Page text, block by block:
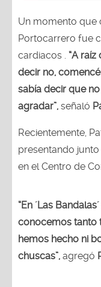
Un momento que
Portocarrero fue
cardiacos . “A
decir no,
sabía decir que
agradar”, señaló
Recientemente,
presentando junto
en el Centro de
“En ´Las
conocemos tanto
hemos hecho ni
chuscas”, agregó